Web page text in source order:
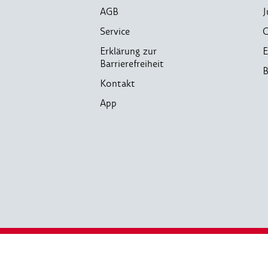
AGB
Service
Erklärung zur
Barrierefreiheit
Kontakt
App